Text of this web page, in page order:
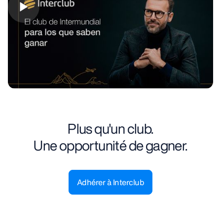
Plus qu'un club.
Une opportunité de gagner.
Adhérer à Interclub